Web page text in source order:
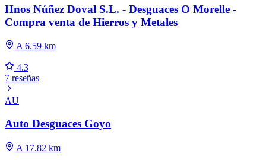
Hnos Núñez Doval S.L. - Desguaces O Morelle -
Compra venta de Hierros y Metales
A 6.59 km
4.3
7 reseñas
AU
Auto Desguaces Goyo
A 17.82 km